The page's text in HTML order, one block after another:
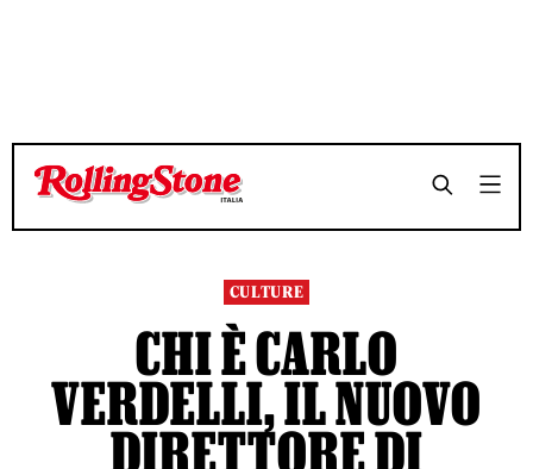
TEMPO DI LETTURA 4 MINUTI
TEMPO DI LETTURA 4 MINUTI
CULTURE
CHI È CARLO
VERDELLI, IL NUOVO
DIRETTORE DI